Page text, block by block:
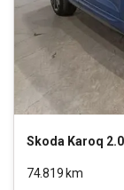
Skoda Karoq
74.819 km